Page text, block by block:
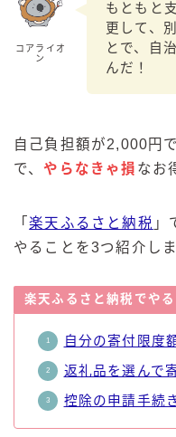
コアライオ
ン
もともと
更して、
とで、自
んだ！
自己負担額が2,000円
で、やらなきゃ損 なお
「楽天ふるさと納税 」
やることを3つ紹介しま
楽天ふるさと納税でや
自分の寄付限度
返礼品を選んで
控除の申請手続